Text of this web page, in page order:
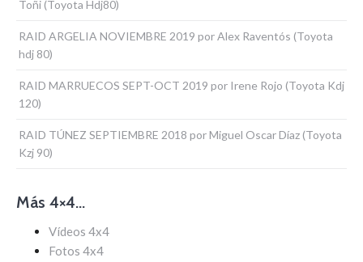
Toñi (Toyota Hdj80)
RAID ARGELIA NOVIEMBRE 2019 por Alex Raventós (Toyota
hdj 80)
RAID MARRUECOS SEPT-OCT 2019 por Irene Rojo (Toyota Kdj
120)
RAID TÚNEZ SEPTIEMBRE 2018 por Miguel Oscar Díaz (Toyota
Kzj 90)
Más 4×4…
Vídeos 4x4
Fotos 4x4